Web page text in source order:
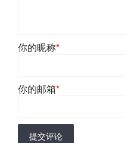
你的昵称*
你的邮箱*
提交评论